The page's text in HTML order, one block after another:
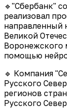
🔹"Сбербанк"
реализовал
направленный
Великой
Воронежского
помощью
🔹 Компания
Русского
регионов
Русского